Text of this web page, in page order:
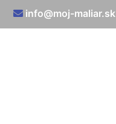
info@moj-maliar.sk